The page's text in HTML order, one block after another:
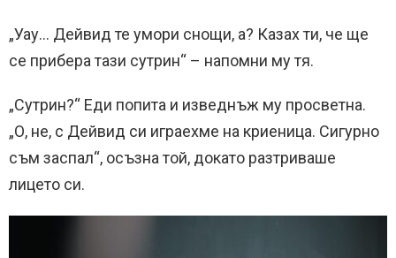
„Уау… Дейвид те умори снощи, а? Казах ти, че ще
се прибера тази сутрин“ – напомни му тя.
„Сутрин?“ Еди попита и изведнъж му просветна.
„О, не, с Дейвид си играехме на криеница. Сигурно
съм заспал“, осъзна той, докато разтриваше
лицето си.